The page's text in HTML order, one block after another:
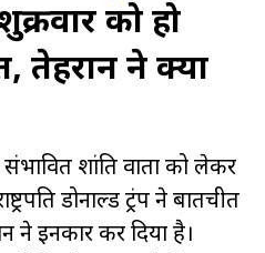
को हो
तेहरान ने क्या
शांति वार्ता को लेकर
डोनाल्ड ट्रंप ने बातचीत
इनकार कर दिया है।